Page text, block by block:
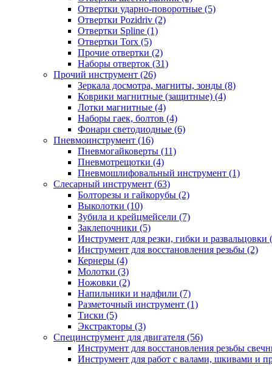
Отвертки ударно-поворотные (5)
Отвертки Pozidriv (2)
Отвертки Spline (1)
Отвертки Torx (5)
Прочие отвертки (2)
Наборы отверток (31)
Прочий инструмент (26)
Зеркала досмотра, магниты, зонды (8)
Коврики магнитные (защитные) (4)
Лотки магнитные (4)
Наборы гаек, болтов (4)
Фонари светодиодные (6)
Пневмоинструмент (16)
Пневмогайковерты (11)
Пневмотрещотки (4)
Пневмошлифовальный инструмент (1)
Слесарный инструмент (63)
Болторезы и гайкорубы (2)
Выколотки (10)
Зубила и крейцмейсели (7)
Заклепочники (5)
Инструмент для резки, гибки и развальцовки
Инструмент для восстановления резьбы (2)
Кернеры (4)
Молотки (3)
Ножовки (2)
Напильники и надфили (7)
Разметочный инструмент (1)
Тиски (5)
Экстракторы (3)
Специнструмент для двигателя (56)
Инструмент для восстановления резьбы
Инструмент для работ с валами, шкивами и